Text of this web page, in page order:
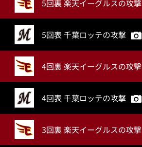
5回裏 楽天イーグルスの攻撃
5回表 千葉ロッテの攻撃
4回裏 楽天イーグルスの攻撃
4回表 千葉ロッテの攻撃
3回裏 楽天イーグルスの攻撃